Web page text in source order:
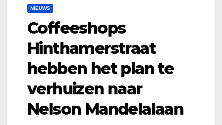
NIEUWS
Coffeeshops
Hinthamerstraat
hebben het plan te
verhuizen naar
Nelson Mandelalaan